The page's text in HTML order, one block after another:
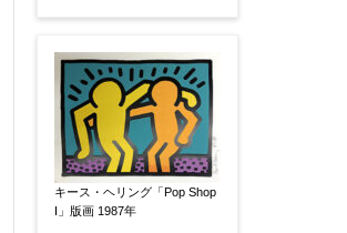
※添付画像は5MBまでのjpg、gif、
にてお送りください。
※追加や複数点ある場合はフォーム
キース・ヘリング「Pop Shop
I」版画 1987年